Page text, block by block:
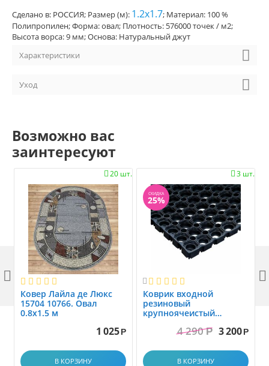
Сделано в: РОССИЯ; Размер (м): 1.2x1.7; Материал: 100 %
Полипропилен; Форма: овал; Плотность: 576000 точек / м2;
Высота ворса: 9 мм; Основа: Натуральный джут
Характеристики
Уход
Возможно вас
заинтересуют
20 шт.

Ковер Лайла де Люкс
15704 10766. Овал
0.8x1.5 м
1 025 Р
В КОРЗИНУ
3 шт.

СКИДКА
25%

Коврик вxодной
резиновый
крупноячеистый
1.0x1.5 м4 290 Р 3 200 Р
В КОРЗИНУ
 